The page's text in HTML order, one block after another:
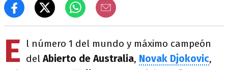
E
l número 1 del mundo y máximo campeón
delAbierto de Australia, Novak Djokovic,